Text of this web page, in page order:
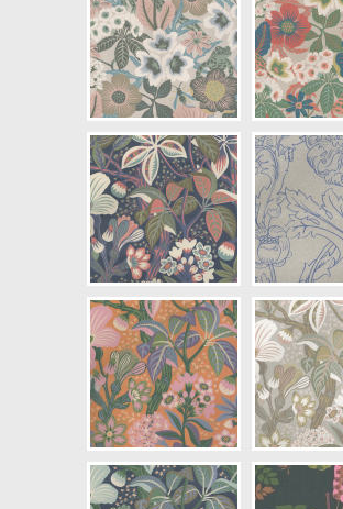
NCS Bottenkulör: S4502-Y
Färg: Blå, Rosa, Röd
Mönster: Blommig
Struktur: Digitaltryck
Cirkapris: 999,00 kr
(Kontakta din färghandlare för
exakt pris.)